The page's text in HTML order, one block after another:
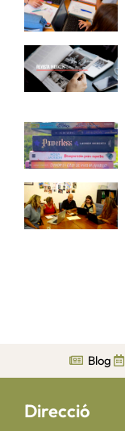
Blog
Direcció